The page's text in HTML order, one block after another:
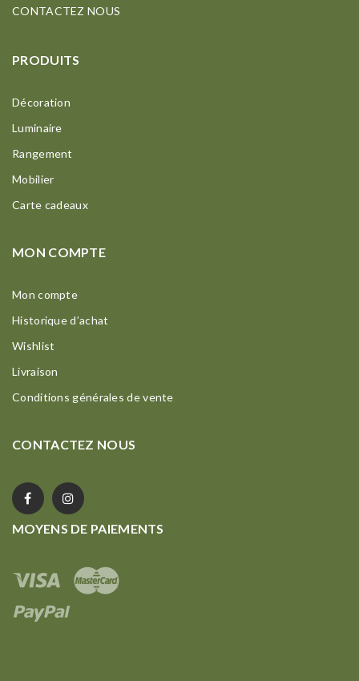
CONTACTEZ NOUS
PRODUITS
Décoration
Luminaire
Rangement
Mobilier
Carte cadeaux
MON COMPTE
Mon compte
Historique d’achat
Wishlist
Livraison
Conditions générales de vente
CONTACTEZ NOUS
MOYENS DE PAIEMENTS